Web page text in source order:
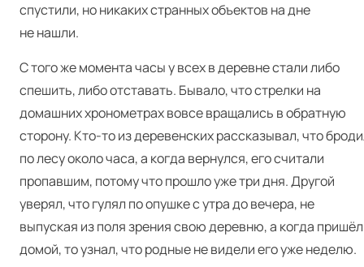
спустили, но никаких странных объектов на дне
не нашли.
С того же момента часы у всех в деревне стали либо
спешить, либо отставать. Бывало, что стрелки на
домашних хронометрах вовсе вращались в обратную
сторону. Кто-то из деревенских рассказывал, что
по лесу около часа, а когда вернулся, его считали
пропавшим, потому что прошло уже три дня. Другой
уверял, что гулял по опушке с утра до вечера, не
выпуская из поля зрения свою деревню, а когда пришёл
домой, то узнал, что родные не видели его уже неделю.